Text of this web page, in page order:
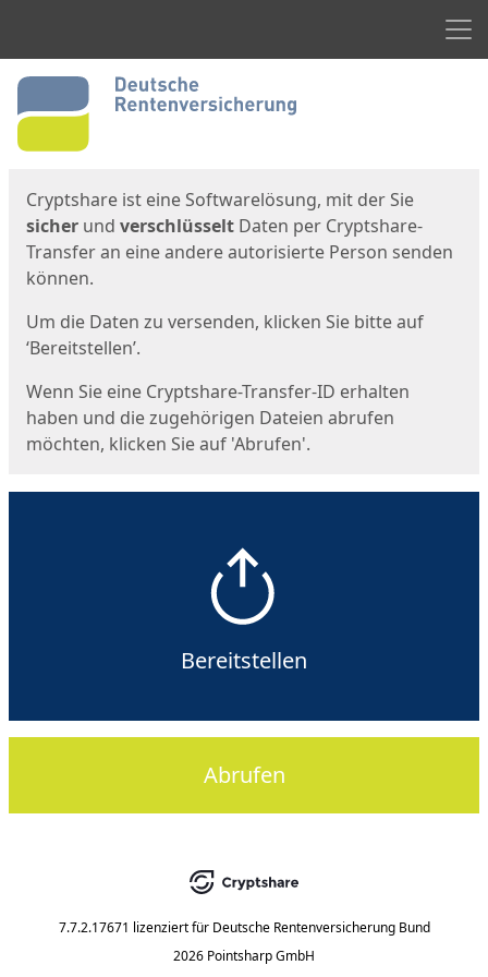
Start
Cryptshare ist eine Softwarelösung, mit der Sie
sicher und verschlüsselt Daten per Cryptshare-
Transfer an eine andere autorisierte Person senden
können.
Um die Daten zu versenden, klicken Sie bitte auf
‘Bereitstellen’.
Wenn Sie eine Cryptshare-Transfer-ID erhalten
haben und die zugehörigen Dateien abrufen
möchten, klicken Sie auf 'Abrufen'.
Bereitstellen
Abrufen
7.7.2.17671 lizenziert für Deutsche Rentenversicherung Bund
2026 Pointsharp GmbH